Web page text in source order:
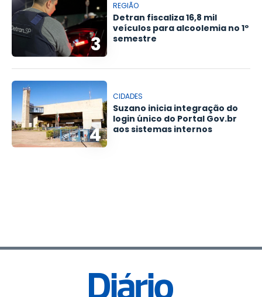
3
REGIÃO
Detran fiscaliza 16,8 mil
veículos para alcoolemia no 1º
semestre
4
CIDADES
Suzano inicia integração do
login único do Portal Gov.br
aos sistemas internos